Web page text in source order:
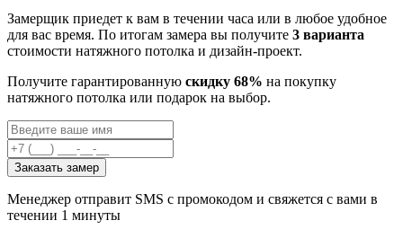
Замерщик приедет к вам в течении часа или в любое удобное
для вас время. По итогам замера вы получите 3 варианта
стоимости натяжного потолка и дизайн-проект.
Получите гарантированную скидку 68% на покупку
натяжного потолка или подарок на выбор.
Заказать замер
Менеджер отправит SMS с промокодом и свяжется с вами в
течении 1 минуты